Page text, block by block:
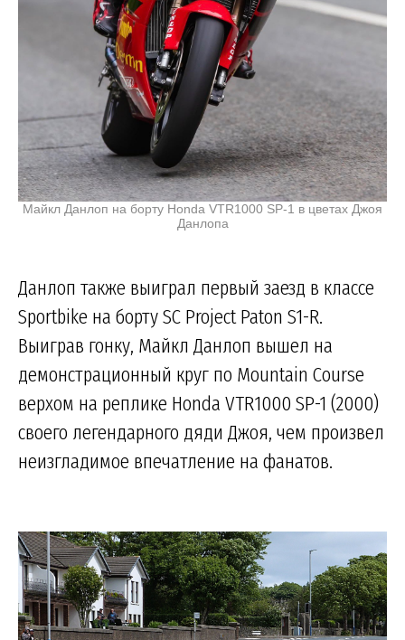
Майкл Данлоп на борту Honda VTR1000 SP-1 в цветах Джоя
Данлопа
Данлоп также выиграл первый заезд в классе
Sportbike на борту SC Project Paton S1-R.
Выиграв гонку, Майкл Данлоп вышел на
демонстрационный круг по Mountain Course
верхом на реплике Honda VTR1000 SP-1 (2000)
своего легендарного дяди Джоя, чем произвел
неизгладимое впечатление на фанатов.